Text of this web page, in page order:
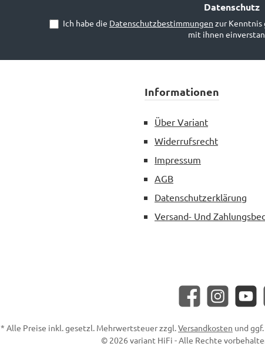
Datenschutz
Ich habe die Datenschutzbestimmungen zur Kenntnis
mit ihnen
Informationen
Über Variant
Widerrufsrecht
Impressum
AGB
Datenschutzerklärung
Versand- Und
Facebook InstagramYouTube
* Alle Preise inkl. gesetzl. Mehrwertsteuer zzgl.Versandkosten und
© 2026 variant HiFi - Alle Rechte